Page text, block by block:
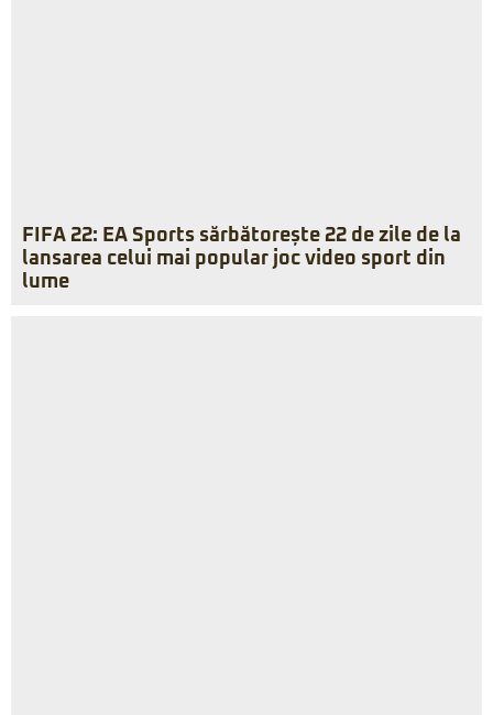
FIFA 22: EA Sports sărbătorește 22 de zile de la
lansarea celui mai popular joc video sport din
lume